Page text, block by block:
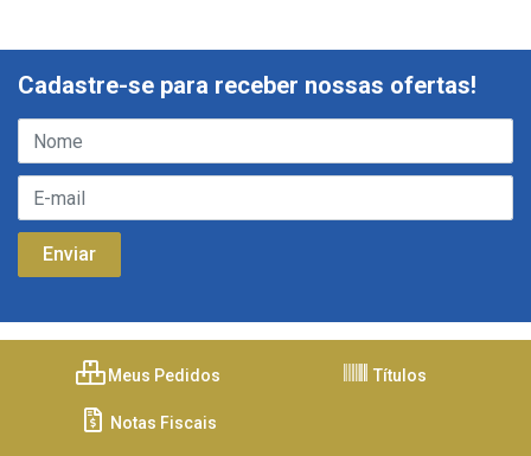
Cadastre-se para receber nossas ofertas!
Meus Pedidos Títulos
Notas Fiscais